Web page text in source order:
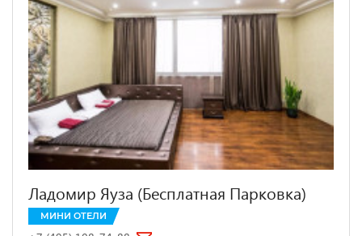
Ладомир Яуза (Бесплатная Парковка)
МИНИ ОТЕЛИ